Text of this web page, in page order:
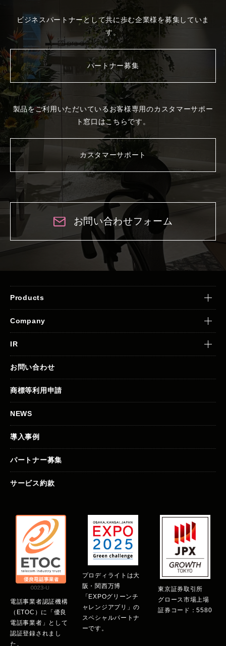
ビジネスパートナーとして共に歩む企業様を募集していま
す。
パートナー募集
製品をご利用いただいているお客様専用のカスタマーサポー
ト窓口はこちらです。
カスタマーサポート
お問い合わせフォーム
Products
Company
IR
お問い合わせ
商標等利用申請
NEWS
導入事例
パートナー募集
サービス約款
電話事業者認証機構
（ETOC）に「優良
電話事業者」として
認証登録されまし
た。
プロディライトは大
阪・関西万博
「EXPOグリーンチ
ャレンジアプリ」の
スペシャルパートナ
ーです。
東京証券取引所
グロース市場上場
証券コード：5580